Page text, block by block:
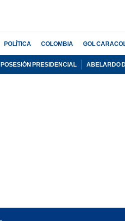
POLÍTICA COLOMBIA GOL
POSESIÓN PRESIDENCIAL ABELARDO